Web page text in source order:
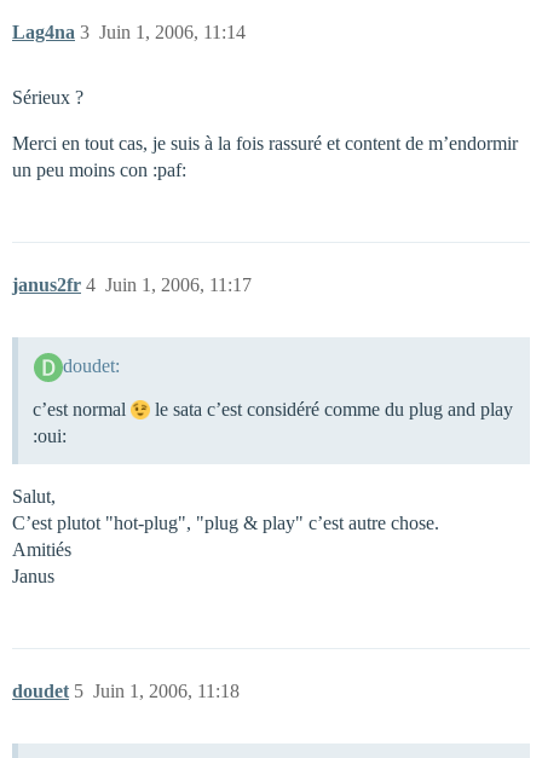
Lag4na Juin 1, 2006, 11:14
3
Sérieux ?
Merci en tout cas, je suis à la fois rassuré et content de m’endormir
un peu moins con :paf:
janus2fr Juin 1, 2006, 11:17
4
doudet:
c’est normal
le sata c’est considéré comme du plug and play
:oui:
Salut,
C’est plutot "hot-plug", "plug & play" c’est autre chose.
Amitiés
Janus
doudet Juin 1, 2006, 11:18
5